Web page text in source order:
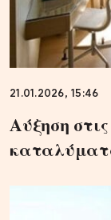
21.01.2026, 15:46
Αύξηση